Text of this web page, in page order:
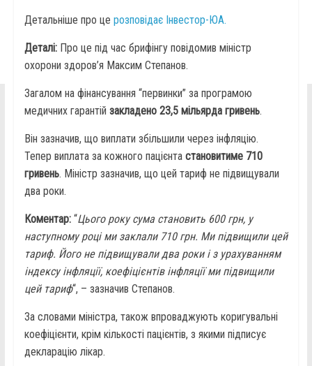
Детальніше про це розповідає Інвестор-ЮА.
Деталі:Про це під час брифінгу повідомив міністр
охорони здоров’я Максим Степанов.
Загалом на фінансування “первинки” за програмою
медичних гарантій закладено 23,5 мільярда гривень.
Він зазначив, що виплати збільшили через інфляцію.
Тепер виплата за кожного пацієнтастановитиме 710
гривень. Міністр зазначив, що цей тариф не підвищували
два роки.
Коментар: “Цього року сума становить 600 грн, у
наступному році ми заклали 710 грн. Ми підвищили цей
тариф. Його не підвищували два роки і з урахуванням
індексу інфляції, коефіцієнтів інфляції ми підвищили
цей тариф“, – зазначив Степанов.
За словами міністра, також впроваджують коригувальні
коефіцієнти, крім кількості пацієнтів, з якими підписує
декларацію лікар.